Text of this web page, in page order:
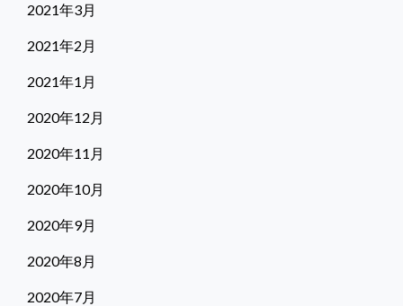
2021年3月
2021年2月
2021年1月
2020年12月
2020年11月
2020年10月
2020年9月
2020年8月
2020年7月